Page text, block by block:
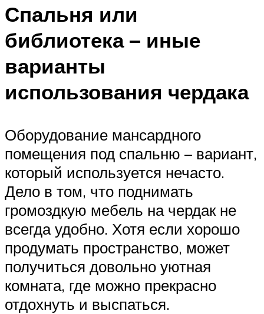
Спальня или
библиотека – иные
варианты
использования чердака
Оборудование мансардного
помещения под спальню – вариант,
который используется нечасто.
Дело в том, что поднимать
громоздкую мебель на чердак не
всегда удобно. Хотя если хорошо
продумать пространство, может
получиться довольно уютная
комната, где можно прекрасно
отдохнуть и выспаться.